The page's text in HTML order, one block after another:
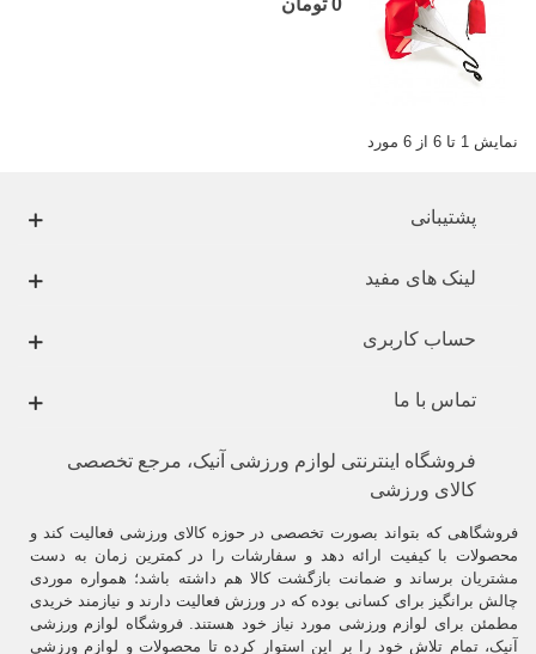
نمایش 1 تا 6 از 6 مورد
پشتیبانی
لینک های مفید
حساب کاربری
تماس با ما
فروشگاه اینترنتی لوازم ورزشی آنیک، مرجع تخصصی
کالای ورزشی
فروشگاهی که بتواند بصورت تخصصی در حوزه کالای ورزشی فعالیت کند و
محصولات با کیفیت ارائه دهد و سفارشات را در کمترین زمان به دست
مشتریان برساند و ضمانت بازگشت کالا هم داشته باشد؛ همواره موردی
چالش برانگیز برای کسانی بوده که در ورزش فعالیت دارند و نیازمند خریدی
مطمئن برای لوازم ورزشی مورد نیاز خود هستند. فروشگاه لوازم ورزشی
آنیک، تمام تلاش خود را بر این استوار کرده تا محصولات و لوازم ورزشی